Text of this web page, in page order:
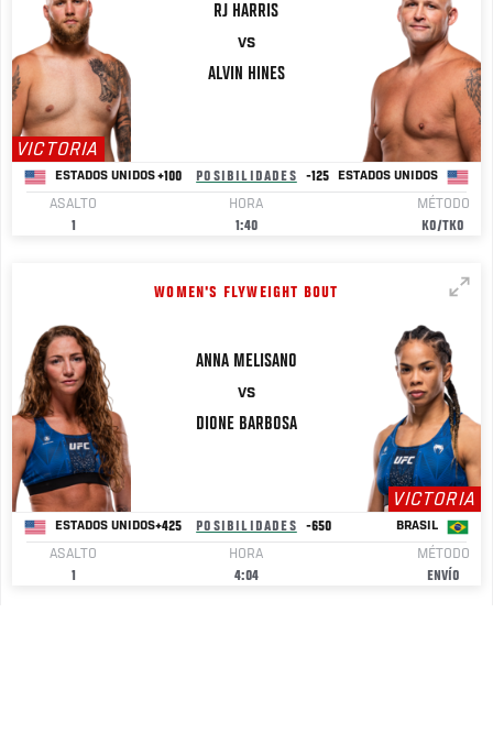
VICTORIA
RJ HARRIS
VS
ALVIN HINES
ESTADOS UNIDOS+100 POSIBILIDADES -125 ESTADOS UNIDOS
ASALTO
1
HORA
1:40
MÉTODO
KO/TKO
WOMEN'S FLYWEIGHT BOUT
ANNA MELISANO
VS
DIONE BARBOSA
VICTORIA
ESTADOS UNIDOS+425 POSIBILIDADES -650 BRASIL
ASALTO
1
HORA
4:04
MÉTODO
ENVÍO